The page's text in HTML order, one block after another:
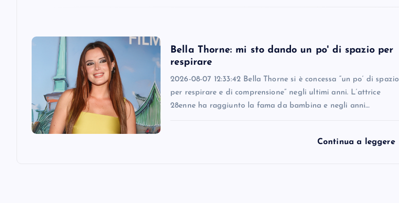
Bella Thorne: mi sto dando un po' di spazio per
respirare
2026-08-07 12:33:42 Bella Thorne si è concessa “un po’ di spazio
per respirare e di comprensione” negli ultimi anni. L’attrice
28enne ha raggiunto la fama da bambina e negli anni…
Continua a leggere